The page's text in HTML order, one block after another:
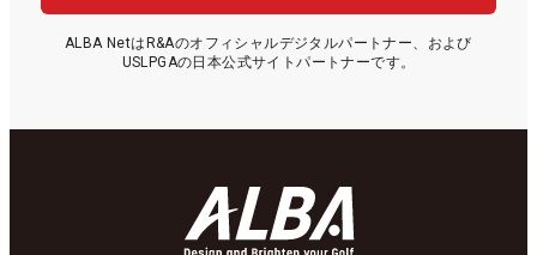
ALBA NetはR&Aのオフィシャルデジタルパートナー、および
USLPGAの日本公式サイトパートナーです。